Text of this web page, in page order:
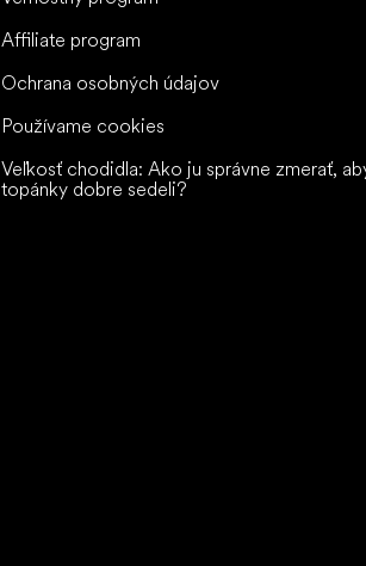
Affiliate program
Ochrana osobných údajov
Používame cookies
Veľkosť chodidla: Ako ju správne zmerať,
topánky dobre sedeli?